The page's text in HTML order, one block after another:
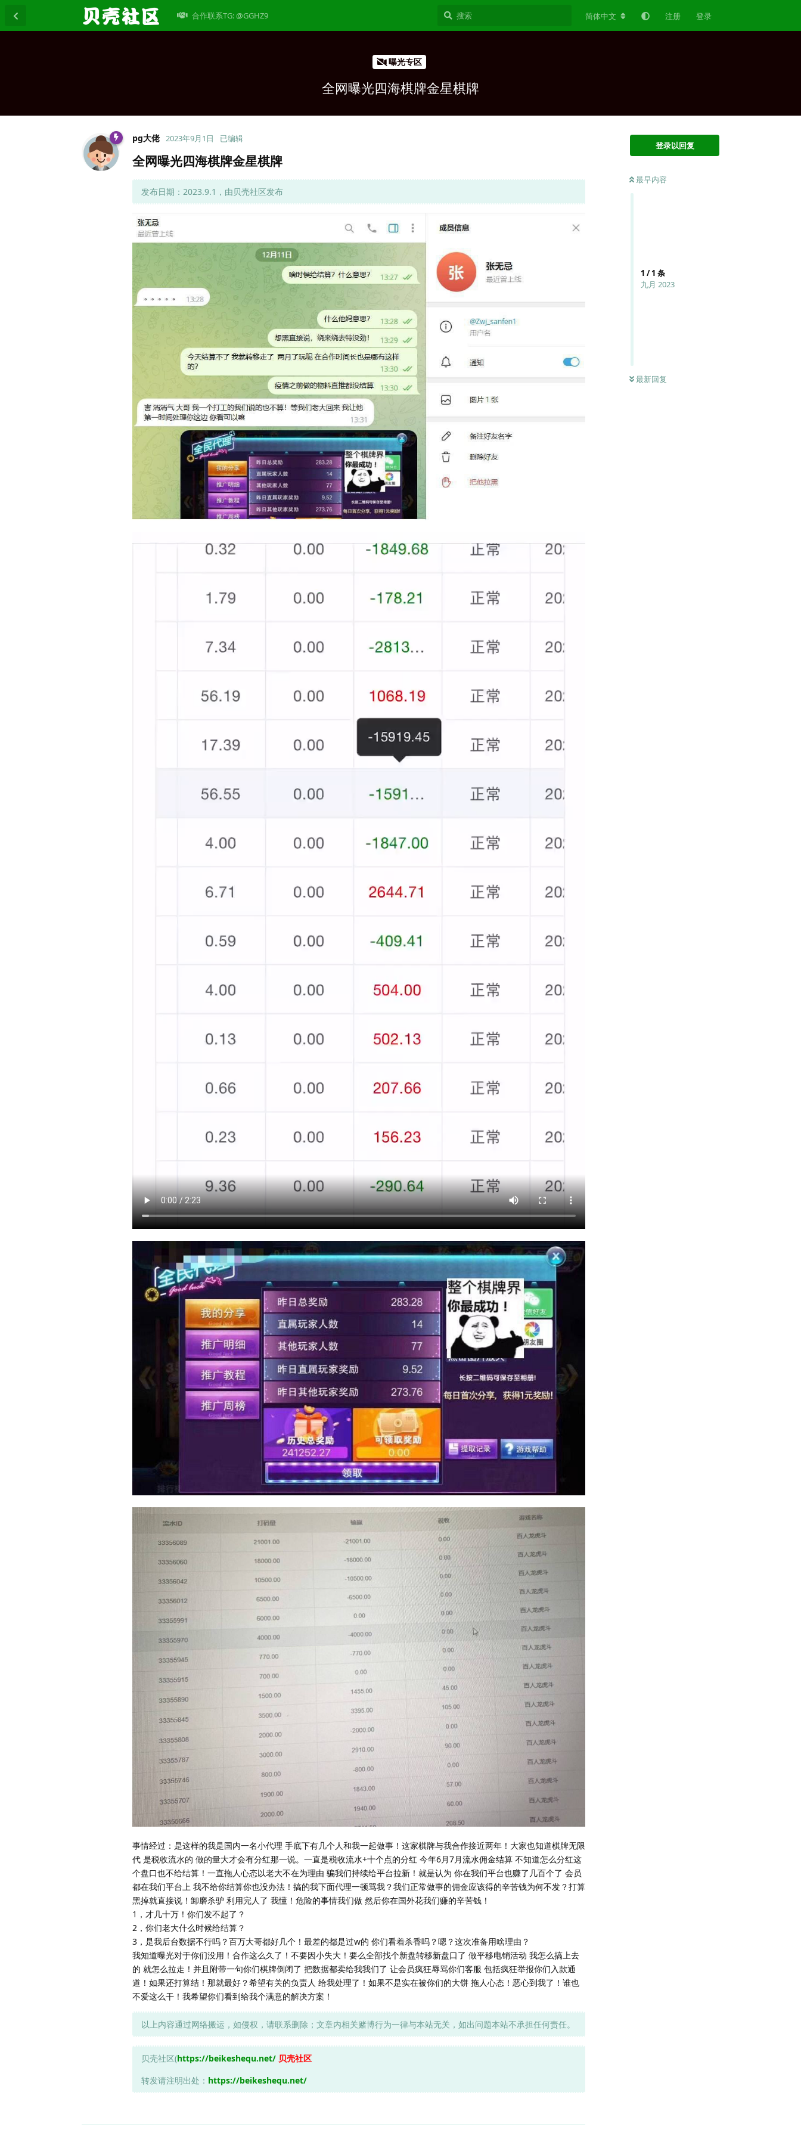
合作联系TG: @GGHZ9 简体中文 注册 登录
曝光专区
全网曝光四海棋牌金星棋牌
登录以回复
最早内容
1 /1 条
九月 2023
最新回复
pg大佬 2023年9月1日 已编辑
全网曝光四海棋牌金星棋牌
发布日期：2023.9.1，由贝壳社区发布
事情经过：是这样的我是国内一名小代理 手底下有几个人和我一起做事！这家棋牌与我合作接近两年！大家也知道棋牌无限
代 是税收流水的 做的量大才会有分红那一说。一直是税收流水+十个点的分红 今年6月7月流水佣金结算 不知道怎么分红这
个盘口也不给结算！一直拖人心态以老大不在为理由 骗我们持续给平台拉新！就是认为 你在我们平台也赚了几百个了 会员
都在我们平台上 我不给你结算你也没办法！搞的我下面代理一顿骂我？我们正常做事的佣金应该得的辛苦钱为何不发？打算
黑掉就直接说！卸磨杀驴 利用完人了 我懂！危险的事情我们做 然后你在国外花我们赚的辛苦钱！
1，才几十万！你们发不起了？
2，你们老大什么时候给结算？
3，是我后台数据不行吗？百万大哥都好几个！最差的都是过w的 你们看着杀香吗？嗯？这次准备用啥理由？
我知道曝光对于你们没用！合作这么久了！不要因小失大！要么全部找个新盘转移新盘口了 做平移电销活动 我怎么搞上去
的 就怎么拉走！并且附带一句你们棋牌倒闭了 把数据都卖给我我们了 让会员疯狂辱骂你们客服 包括疯狂举报你们入款通
道！如果还打算结！那就最好？希望有关的负责人 给我处理了！如果不是实在被你们的大饼 拖人心态！恶心到我了！谁也
不爱这么干！我希望你们看到给我个满意的解决方案！
以上内容通过网络搬运，如侵权，请联系删除；文章内相关赌博行为一律与本站无关，如出问题本站不承担任何责任。
贝壳社区(https://beikeshequ.net/ 贝壳社区
转发请注明出处： https://beikeshequ.net/